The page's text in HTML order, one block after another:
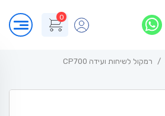
0
רמקול לשיחות ועידה CP700